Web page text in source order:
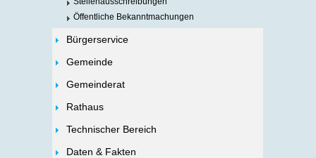
Öffentliche Bekanntmachungen
Bürgerservice
Gemeinde
Gemeinderat
Rathaus
Technischer Bereich
Daten & Fakten